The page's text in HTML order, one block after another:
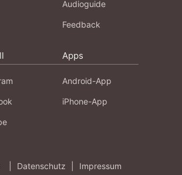
Audioguide
Feedback
Apps
Android-App
iPhone-App
Datenschutz Impressum